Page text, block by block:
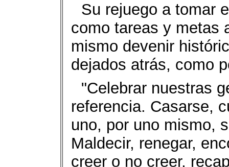
Su rejuego a tomar
como tareas y metas
mismo devenir
dejados atrás, como
"Celebrar nuestras
referencia. Casarse,
uno, por uno mismo,
Maldecir, renegar,
creer o no creer,